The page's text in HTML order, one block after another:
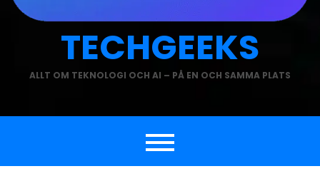
TECHGEEKS
ALLT OM TEKNOLOGI OCH AI – PÅ EN OCH SAMMA PLATS